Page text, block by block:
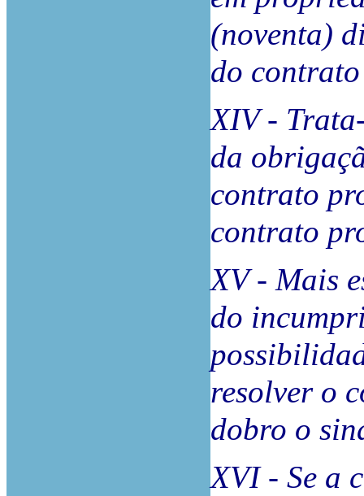
(noventa)
do
XIV -
da
contrato
contrato
XV - Mais
do
resolver o
dobro o
XVI - Se a